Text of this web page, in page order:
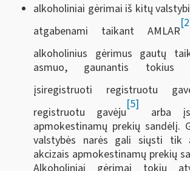
alkoholiniai gėrimai iš kitų
atgabenami taikant AMLAR
alkoholinius gėrimus gautų
asmuo, gaunantis tokius
įsiregistruoti registruotu
registruotu gavėju
[5]
arba
apmokestinamų prekių sandėlį.
valstybės narės gali siųsti tik
akcizais apmokestinamų prekių
Alkoholiniai gėrimai tokiu